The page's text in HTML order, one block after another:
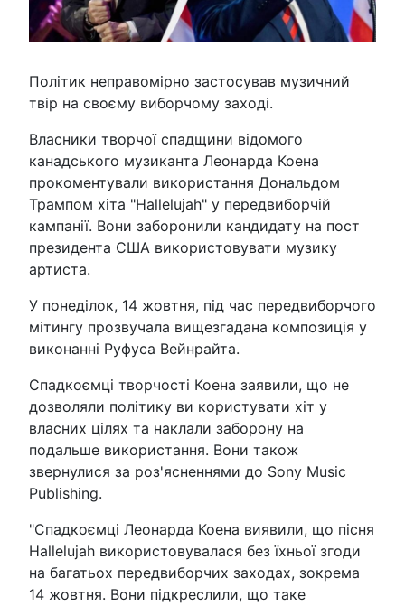
Політик неправомірно застосував музичний
твір на своєму виборчому заході.
Власники творчої спадщини відомого
канадського музиканта Леонарда Коена
прокоментували використання Дональдом
Трампом хіта "Hallelujah" у передвиборчій
кампанії. Вони заборонили кандидату на пост
президента США використовувати музику
артиста.
У понеділок, 14 жовтня, під час передвиборчого
мітингу прозвучала вищезгадана композиція у
виконанні Руфуса Вейнрайта.
Спадкоємці творчості Коена заявили, що не
дозволяли політику ви користувати хіт у
власних цілях та наклали заборону на
подальше використання. Вони також
звернулися за роз'ясненнями до Sony Music
Publishing.
"Спадкоємці Леонарда Коена виявили, що пісня
Hallelujah використовувалася без їхньої згоди
на багатьох передвиборчих заходах, зокрема
14 жовтня. Вони підкреслили, що таке